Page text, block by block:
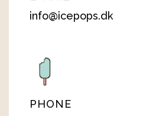
info@icepops.dk
PHONE